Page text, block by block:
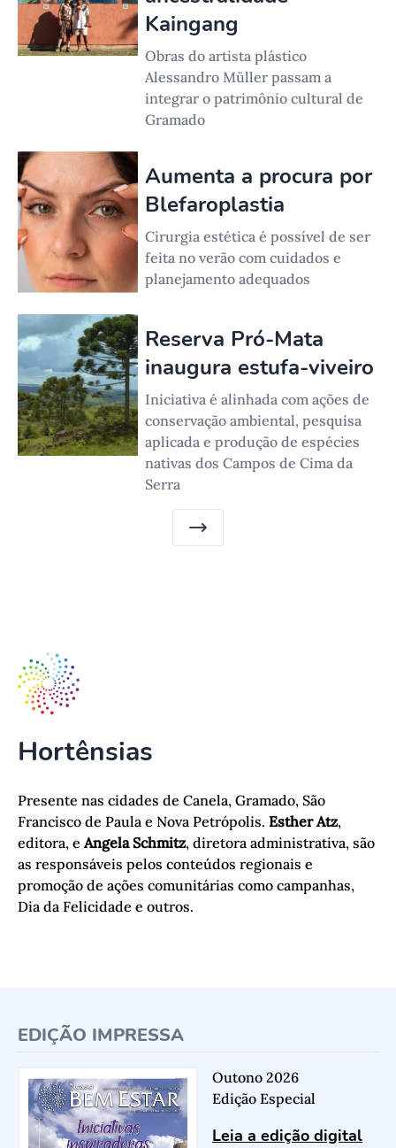
Kaingang
Obras do artista plástico
Alessandro Müller passam a
integrar o patrimônio cultural de
Gramado
Aumenta a procura por
Blefaroplastia
Cirurgia estética é possível de ser
feita no verão com cuidados e
planejamento adequados
Reserva Pró-Mata
inaugura estufa-viveiro
Iniciativa é alinhada com ações de
conservação ambiental, pesquisa
aplicada e produção de espécies
nativas dos Campos de Cima da
Serra
Hortênsias
Presente nas cidades de Canela, Gramado, São
Francisco de Paula e Nova Petrópolis. Esther Atz,
editora, e Angela Schmitz, diretora administrativa, são
as responsáveis pelos conteúdos regionais e
promoção de ações comunitárias como campanhas,
Dia da Felicidade e outros.
EDIÇÃO IMPRESSA
Outono 2026
Edição Especial
Leia a edição digital